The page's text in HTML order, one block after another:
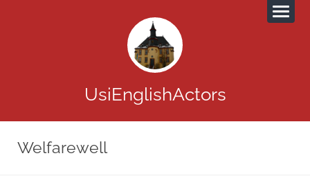
UsiEnglishActors
Welfarewell